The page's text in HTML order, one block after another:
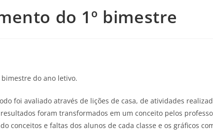
do 1º bimestre
do ano letivo.
foi avaliado através de lições de casa, de atividades
foram transformados em um conceito pelos
conceitos e faltas dos alunos de cada classe e os gráficos